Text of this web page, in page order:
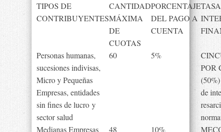
TIPOS DE
CONTRIBUYENTES
CANTIDAD
MÁXIMA
DE
CUOTAS
PORCENTAJE
DEL PAGO A
CUENTA
Personas humanas,
sucesiones indivisas,
Micro y Pequeñas
Empresas, entidades
sin fines de lucro y
sector salud
60 5%
POR
de
Medianas Empresas 48 10%